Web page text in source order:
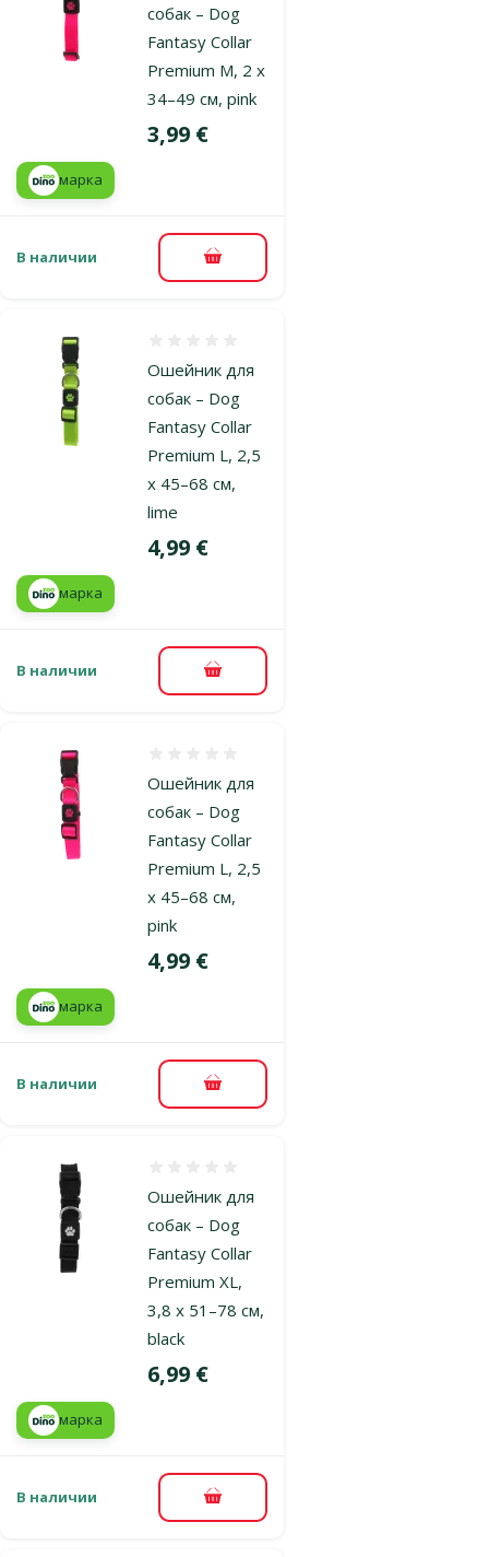
собак – Dog
Fantasy Collar
Premium M, 2 x
34–49 см, pink
Цена
3,99 €
марка
В наличии В корзину
Ошейник для
собак – Dog
Fantasy Collar
Premium L, 2,5
x 45–68 см,
lime
Цена
4,99 €
марка
В наличии В корзину
Ошейник для
собак – Dog
Fantasy Collar
Premium L, 2,5
x 45–68 см,
pink
Цена
4,99 €
марка
В наличии В корзину
Ошейник для
собак – Dog
Fantasy Collar
Premium XL,
3,8 x 51–78 см,
black
Цена
6,99 €
марка
В наличии В корзину